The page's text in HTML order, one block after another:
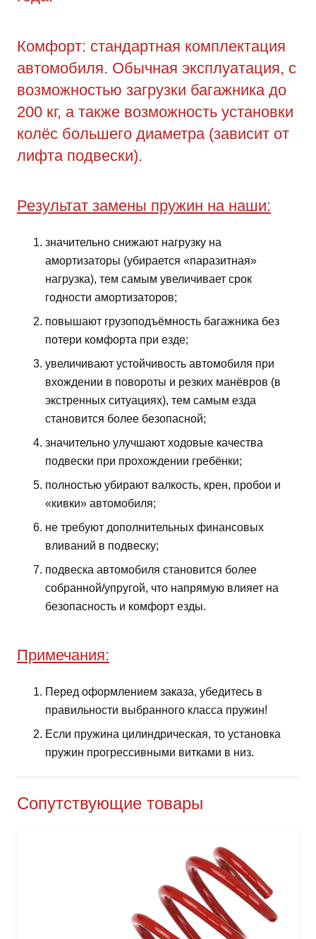
Комфорт: стандартная комплектация
автомобиля. Обычная эксплуатация, с
возможностью загрузки багажника до
200 кг, а также возможность установки
колёс большего диаметра (зависит от
лифта подвески).
Результат замены пружин на наши:
значительно снижают нагрузку на
амортизаторы (убирается «паразитная»
нагрузка), тем самым увеличивает срок
годности амортизаторов;
повышают грузоподъёмность багажника без
потери комфорта при езде;
увеличивают устойчивость автомобиля при
вхождении в повороты и резких манёвров (в
экстренных ситуациях), тем самым езда
становится более безопасной;
значительно улучшают ходовые качества
подвески при прохождении гребёнки;
полностью убирают валкость, крен, пробои и
«кивки» автомобиля;
не требуют дополнительных финансовых
вливаний в подвеску;
подвеска автомобиля становится более
собранной/упругой, что напрямую влияет на
безопасность и комфорт езды.
Примечания:
Перед оформлением заказа, убедитесь в
правильности выбранного класса пружин!
Если пружина цилиндрическая, то установка
пружин прогрессивными витками в низ.
Сопутствующие товары